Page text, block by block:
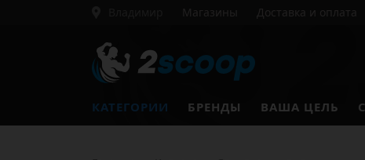
Магазины Доставка и оплата
КАТЕГОРИИ БРЕНДЫ ВАША ЦЕЛЬ